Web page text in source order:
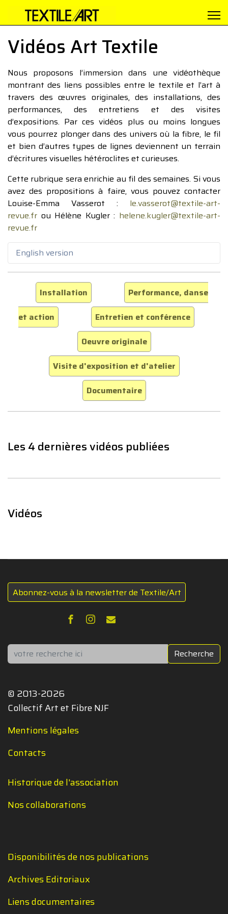
Vidéos Art Textile
Nous proposons l’immersion dans une vidéothèque
montrant des liens possibles entre le textile et l’art à
travers des œuvres originales, des installations, des
performances, des entretiens et des visites
d’expositions. Par ces vidéos plus ou moins longues
vous pourrez plonger dans des univers où la fibre, le fil
et bien d’autres types de lignes deviennent un terrain
d’écritures visuelles hétéroclites et curieuses.
Cette rubrique sera enrichie au fil des semaines. Si vous
avez des propositions à faire, vous pouvez contacter
Louise-Emma Vasserot : le.vasserot@textile-art-
revue.fr ou Hélène Kugler : helene.kugler@textile-art-
revue.fr
English version
Installation
Performance, danse
et action
Entretien et conférence
Oeuvre originale
Visite d'exposition et d'atelier
Documentaire
Les 4 dernières vidéos publiées
Vidéos
Abonnez-vous à la newsletter de Textile/Art
Rechercher Recherche
© 2013-2026
Collectif Art et Fibre NJF
Mentions légales
Contacts
Historique de l'association
Nos collaborations
Disponibilités de nos publications
Archives Editoriaux
Liens documentaires